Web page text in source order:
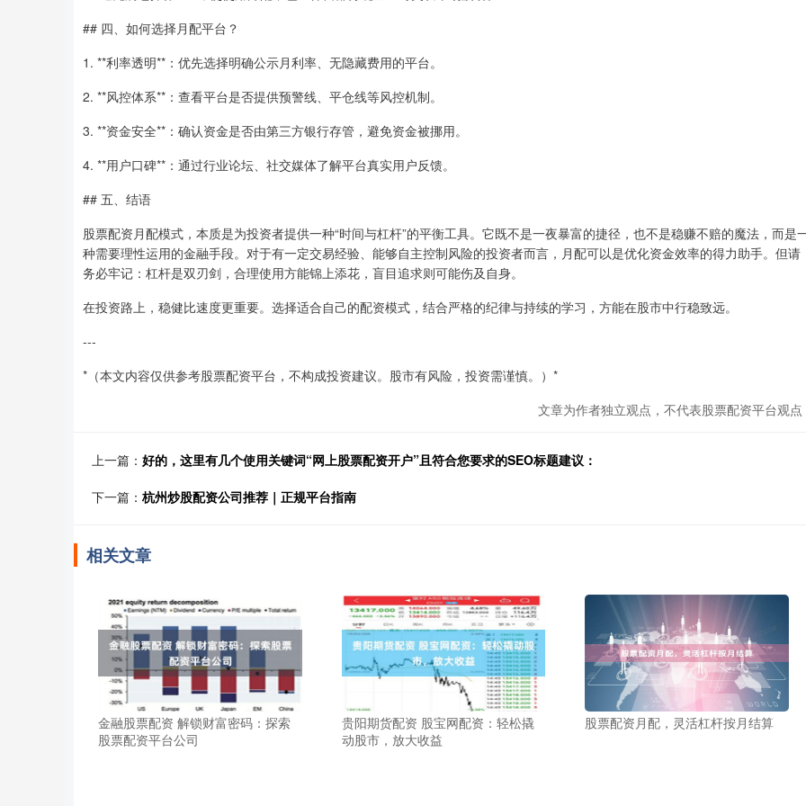
## 四、如何选择月配平台？
1. **利率透明**：优先选择明确公示月利率、无隐藏费用的平台。
2. **风控体系**：查看平台是否提供预警线、平仓线等风控机制。
3. **资金安全**：确认资金是否由第三方银行存管，避免资金被挪用。
4. **用户口碑**：通过行业论坛、社交媒体了解平台真实用户反馈。
## 五、结语
股票配资月配模式，本质是为投资者提供一种“时间与杠杆”的平衡工具。它既不是一夜暴富的捷径，也不是稳赚不赔的魔法，而是
种需要理性运用的金融手段。对于有一定交易经验、能够自主控制风险的投资者而言，月配可以是优化资金效率的得力助手。但请
务必牢记：杠杆是双刃剑，合理使用方能锦上添花，盲目追求则可能伤及自身。
在投资路上，稳健比速度更重要。选择适合自己的配资模式，结合严格的纪律与持续的学习，方能在股市中行稳致远。
---
*（本文内容仅供参考股票配资平台，不构成投资建议。股市有风险，投资需谨慎。）*
文章为作者独立观点，不代表股票配资平台观点
上一篇： 好的，这里有几个使用关键词“网上股票配资开户”且符合您要求的SEO标题建议：
下一篇： 杭州炒股配资公司推荐｜正规平台指南
相关文章
金融股票配资 解锁财富密码：探索
股票配资平台公司
贵阳期货配资 股宝网配资：轻松撬
动股市，放大收益
股票配资月配，灵活杠杆按月结算